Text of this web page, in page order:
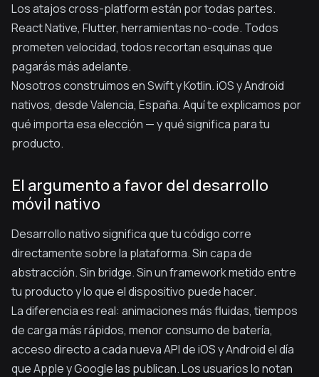
Los atajos cross-platform están por todas partes.
React Native, Flutter, herramientas no-code. Todos
prometen velocidad, todos recortan esquinas que
pagarás más adelante.
Nosotros construimos en Swift y Kotlin. iOS y Android
nativos, desde Valencia, España. Aquí te explicamos por
qué importa esa elección — y qué significa para tu
producto.
El argumento a favor del desarrollo
móvil nativo
Desarrollo nativo significa que tu código corre
directamente sobre la plataforma. Sin capa de
abstracción. Sin bridge. Sin un framework metido entre
tu producto y lo que el dispositivo puede hacer.
La diferencia es real: animaciones más fluidas, tiempos
de carga más rápidos, menor consumo de batería,
acceso directo a cada nueva API de iOS y Android el día
que Apple y Google las publican. Los usuarios lo notan